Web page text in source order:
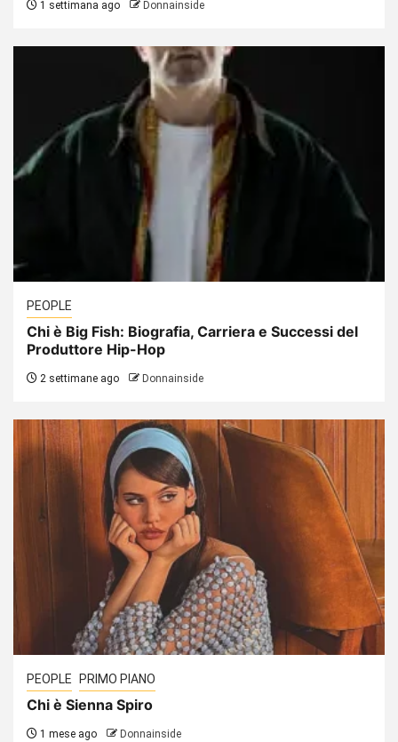
1 settimana ago Donnainside
PEOPLE
Chi è Big Fish: Biografia, Carriera e Successi del
Produttore Hip-Hop
2 settimane ago Donnainside
PEOPLE PRIMO PIANO
Chi è Sienna Spiro
1 mese ago Donnainside